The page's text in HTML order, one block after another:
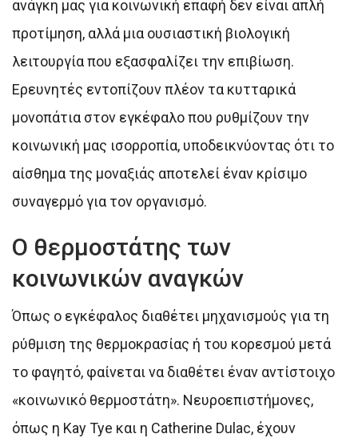
ανάγκη μας για κοινωνική επαφή δεν είναι απλή
προτίμηση, αλλά μια ουσιαστική βιολογική
λειτουργία που εξασφαλίζει την επιβίωση.
Ερευνητές εντοπίζουν πλέον τα κυτταρικά
μονοπάτια στον εγκέφαλο που ρυθμίζουν την
κοινωνική μας ισορροπία, υποδεικνύοντας ότι το
αίσθημα της μοναξιάς αποτελεί έναν κρίσιμο
συναγερμό για τον οργανισμό.
Ο θερμοστάτης των
κοινωνικών αναγκών
Όπως ο εγκέφαλος διαθέτει μηχανισμούς για τη
ρύθμιση της θερμοκρασίας ή του κορεσμού μετά
το φαγητό, φαίνεται να διαθέτει έναν αντίστοιχο
«κοινωνικό θερμοστάτη». Νευροεπιστήμονες,
όπως η Kay Tye και η Catherine Dulac, έχουν